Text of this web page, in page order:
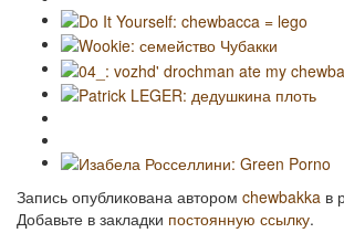
Запись опубликована автором chewbakka в
Добавьте в закладки постоянную ссылку.